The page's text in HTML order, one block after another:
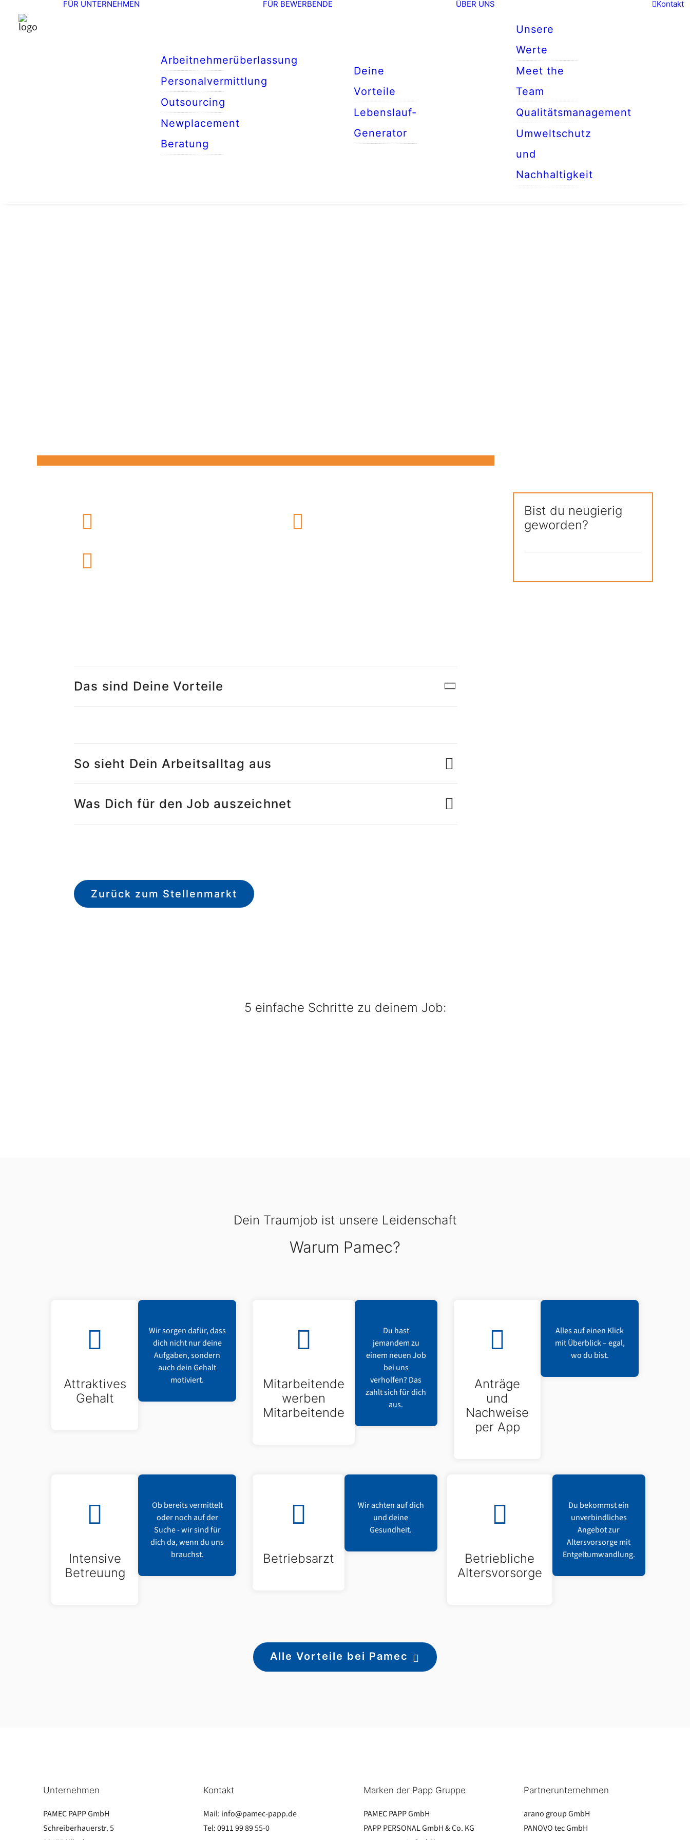
FÜR UNTERNEHMEN
Arbeitnehmerüberlassung
Personalvermittlung
Outsourcing
Newplacement
Beratung
FÜR BEWERBENDE
Deine
Vorteile
Lebenslauf-
Generator
ÜBER UNS
Unsere
Werte
Meet the
Team
Qualitätsmanagement
Umweltschutz
und
Nachhaltigkeit
Kontakt
Das sind Deine Vorteile
So sieht Dein Arbeitsalltag aus
Was Dich für den Job auszeichnet
Zurück zum Stellenmarkt
Bist du neugierig
geworden?
5 einfache Schritte zu deinem Job:
Dein Traumjob ist unsere Leidenschaft
Warum Pamec?
Attraktives
Gehalt
Wir sorgen dafür, dass
dich nicht nur deine
Aufgaben, sondern
auch dein Gehalt
motiviert.
Mitarbeitende
werben
Mitarbeitende
Du hast
jemandem zu
einem neuen Job
bei uns
verholfen? Das
zahlt sich für dich
aus.
Anträge
und
Nachweise
per App
Alles auf einen Klick
mit Überblick – egal,
wo du bist.
Intensive
Betreuung
Ob bereits vermittelt
oder noch auf der
Suche - wir sind für
dich da, wenn du uns
brauchst.
Betriebsarzt
Wir achten auf dich
und deine
Gesundheit.
Betriebliche
Altersvorsorge
Du bekommst ein
unverbindliches
Angebot zur
Altersvorsorge mit
Entgeltumwandlung.
Alle Vorteile bei Pamec
Unternehmen
PAMEC PAPP GmbH
Schreiberhauerstr. 5
Kontakt
Mail: info@pamec-papp.de
Tel:0911 99 89 55-0
Marken der Papp Gruppe
PAMEC PAPP GmbH
PAPP PERSONAL GmbH & Co. KG
Partnerunternehmen
arano group GmbH
PANOVO tec GmbH